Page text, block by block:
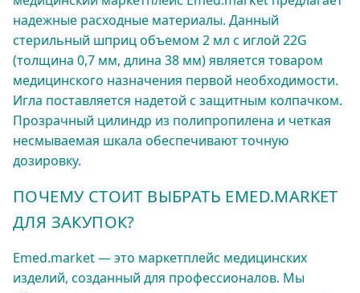
надежные расходные материалы. Данный
стерильный шприц объемом 2 мл с иглой 22G
(толщина 0,7 мм, длина 38 мм) является товаром
медицинского назначения первой необходимости.
Игла поставляется надетой с защитным колпачком.
Прозрачный цилиндр из полипропилена и четкая
несмываемая шкала обеспечивают точную
дозировку.
ПОЧЕМУ СТОИТ ВЫБРАТЬ EMED.MARKET
ДЛЯ ЗАКУПОК?
Emed.market — это маркетплейс медицинских
изделий, созданный для профессионалов. Мы